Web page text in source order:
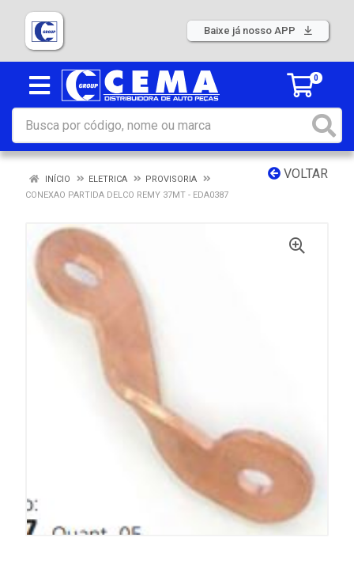
Baixe já nosso APP
0
VOLTAR
INÍCIO ELETRICA
PROVISORIA
CONEXAO PARTIDA DELCO REMY 37MT - EDA0387